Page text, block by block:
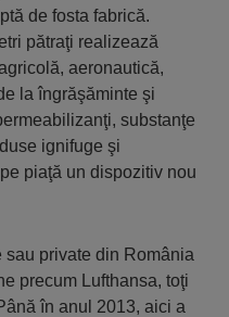
de fosta fabrică.
pătraţi realizează
aeronautică,
la îngrăşăminte şi
substanţe
ignifuge şi
piaţă un dispozitiv nou
sau private din România
precum Lufthansa, toţi
în anul 2013, aici a